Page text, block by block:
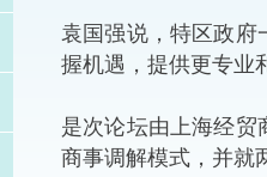
法律枢纽
促成交易和争议解决服务中
袁国强说，特区政府
握机遇，提供更专业
是次论坛由上海经
商事调解模式，并就